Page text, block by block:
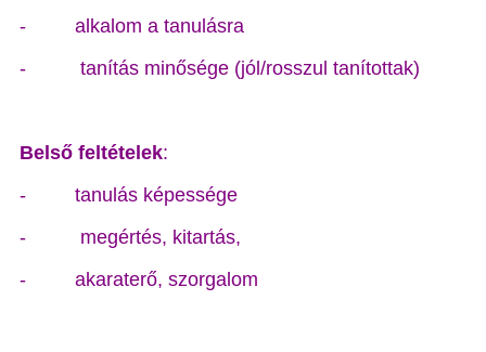
- alkalom a tanulásra
-
tanítás minősége (jól/rosszul tanítottak)
Belső feltételek:
- tanulás képessége
-
megértés, kitartás,
- akaraterő, szorgalom